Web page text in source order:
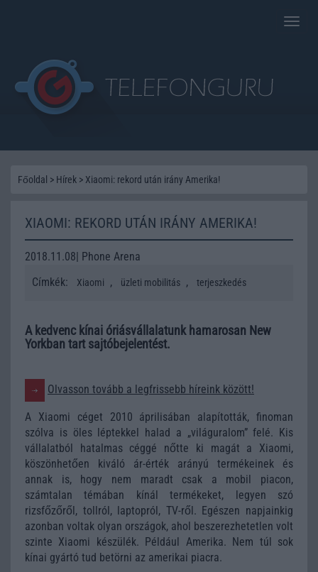
Toggle
Főoldal > Hírek > Xiaomi: rekord után irány Amerika!
XIAOMI: REKORD UTÁN IRÁNY AMERIKA!
2018.11.08| Phone Arena
Címkék:
Xiaomi , üzleti mobilitás , terjeszkedés
A kedvenc kínai óriásvállalatunk hamarosan New
Yorkban tart sajtóbejelentést.
Olvasson tovább a legfrissebb híreink között!
A Xiaomi céget 2010 áprilisában alapították, finoman
szólva is öles léptekkel halad a „világuralom” felé. Kis
vállalatból hatalmas céggé nőtte ki magát a Xiaomi,
köszönhetően kiváló ár-érték arányú termékeinek és
annak is, hogy nem maradt csak a mobil piacon,
számtalan témában kínál termékeket, legyen szó
rizsfőzőről, tollról, laptopról, TV-ről. Egészen napjainkig
azonban voltak olyan országok, ahol beszerezhetetlen volt
szinte Xiaomi készülék. Például Amerika. Nem túl sok
kínai gyártó tud betörni az amerikai piacra.